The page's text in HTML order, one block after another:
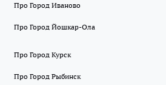
Про Город Иваново
Про Город Йошкар-Ола
Про Город Курск
Про Город Рыбинск